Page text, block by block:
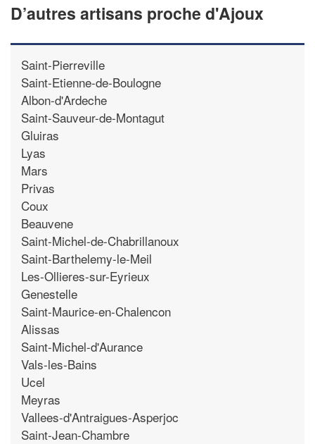
D’autres artisans proche d'Ajoux
Saint-Pierreville
Saint-Etienne-de-Boulogne
Albon-d'Ardeche
Saint-Sauveur-de-Montagut
Gluiras
Lyas
Mars
Privas
Coux
Beauvene
Saint-Michel-de-Chabrillanoux
Saint-Barthelemy-le-Meil
Les-Ollieres-sur-Eyrieux
Genestelle
Saint-Maurice-en-Chalencon
Alissas
Saint-Michel-d'Aurance
Vals-les-Bains
Ucel
Meyras
Vallees-d'Antraigues-Asperjoc
Saint-Jean-Chambre